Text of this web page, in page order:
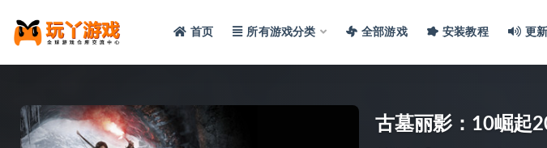
首页 所有游戏分类 全部游戏 安装教程 更
古墓丽影：10崛起